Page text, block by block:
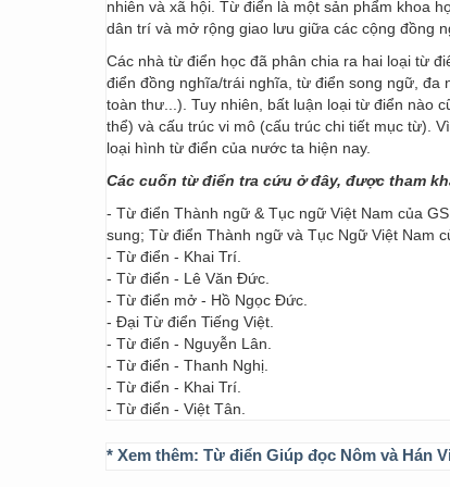
nhiên và xã hội. Từ điển là một sản phẩm khoa
dân trí và mở rộng giao lưu giữa các cộng đồng
Các nhà từ điển học đã phân chia ra hai loại từ
điển đồng nghĩa/trái nghĩa, từ điển song ngữ,
toàn thư...). Tuy nhiên, bất luận loại từ điển nào
thể) và cấu trúc vi mô (cấu trúc chi tiết mục từ).
loại hình từ điển của nước ta hiện nay.
Các cuốn từ điển tra cứu ở đây, được tham
- Từ điển Thành ngữ & Tục ngữ Việt Nam của
sung; Từ điển Thành ngữ và Tục Ngữ Việt Nam
- Từ điển - Khai Trí.
- Từ điển - Lê Văn Đức.
- Từ điển mở - Hồ Ngọc Đức.
- Đại Từ điển Tiếng Việt.
- Từ điển - Nguyễn Lân.
- Từ điển - Thanh Nghị.
- Từ điển - Khai Trí.
- Từ điển - Việt Tân.
* Xem thêm: Từ điển Giúp đọc Nôm và Hán